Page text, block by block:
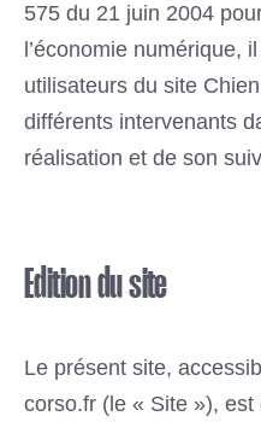
575 du 21 juin 2004
l’économie numérique,
utilisateurs du site
différents intervenants
réalisation et de son
Edition du site
Le présent site,
corso.fr (le « Site »), est